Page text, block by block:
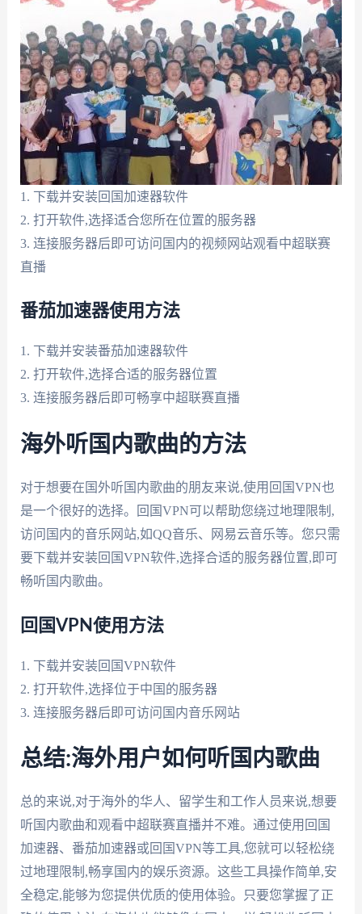
1. 下载并安装回国加速器软件
2. 打开软件,选择适合您所在位置的服务器
3. 连接服务器后即可访问国内的视频网站观看中超联赛
直播
番茄加速器使用方法
1. 下载并安装番茄加速器软件
2. 打开软件,选择合适的服务器位置
3. 连接服务器后即可畅享中超联赛直播
海外听国内歌曲的方法
对于想要在国外听国内歌曲的朋友来说,使用回国VPN也
是一个很好的选择。回国VPN可以帮助您绕过地理限制,
访问国内的音乐网站,如QQ音乐、网易云音乐等。您只需
要下载并安装回国VPN软件,选择合适的服务器位置,即可
畅听国内歌曲。
回国VPN使用方法
1. 下载并安装回国VPN软件
2. 打开软件,选择位于中国的服务器
3. 连接服务器后即可访问国内音乐网站
总结:海外用户如何听国内歌曲
总的来说,对于海外的华人、留学生和工作人员来说,想要
听国内歌曲和观看中超联赛直播并不难。通过使用回国
加速器、番茄加速器或回国VPN等工具,您就可以轻松绕
过地理限制,畅享国内的娱乐资源。这些工具操作简单,安
全稳定,能够为您提供优质的使用体验。只要您掌握了正